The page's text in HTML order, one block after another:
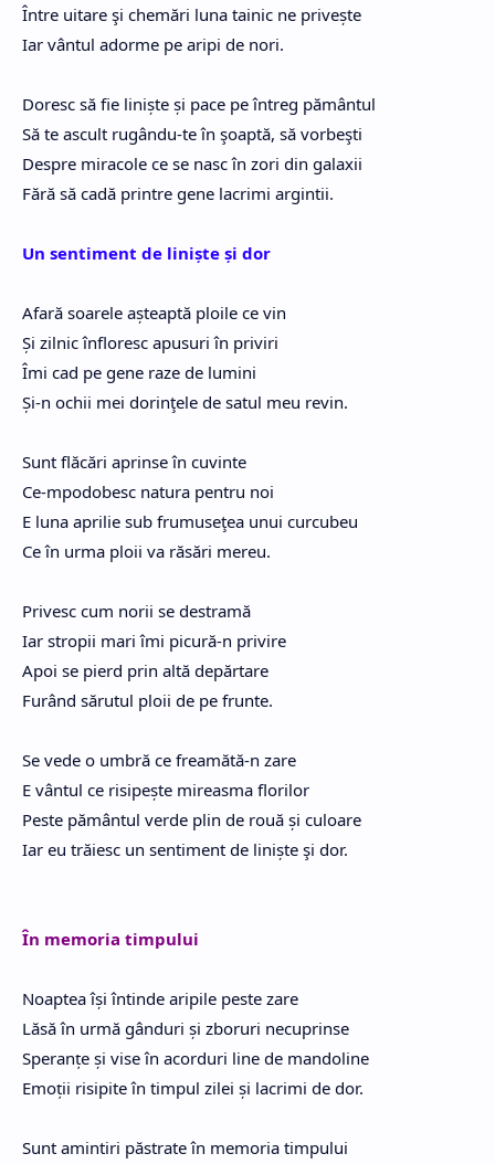
Între uitare şi chemări luna tainic ne privește
Iar vântul adorme pe aripi de nori.
Doresc să fie liniște și pace pe întreg pământul
Să te ascult rugându-te în şoaptă, să vorbeşti
Despre miracole ce se nasc în zori din galaxii
Fără să cadă printre gene lacrimi argintii.
Un sentiment de liniște și dor
Afară soarele așteaptă ploile ce vin
Și zilnic înfloresc apusuri în priviri
Îmi cad pe gene raze de lumini
Și-n ochii mei dorinţele de satul meu revin.
Sunt flăcări aprinse în cuvinte
Ce-mpodobesc natura pentru noi
E luna aprilie sub frumuseţea unui curcubeu
Ce în urma ploii va răsări mereu.
Privesc cum norii se destramă
Iar stropii mari îmi picură-n privire
Apoi se pierd prin altă depărtare
Furând sărutul ploii de pe frunte.
Se vede o umbră ce freamătă-n zare
E vântul ce risipește mireasma florilor
Peste pământul verde plin de rouă și culoare
Iar eu trăiesc un sentiment de liniște şi dor.
În memoria timpului
Noaptea își întinde aripile peste zare
Lăsă în urmă gânduri și zboruri necuprinse
Speranțe și vise în acorduri line de mandoline
Emoții risipite în timpul zilei și lacrimi de dor.
Sunt amintiri păstrate în memoria timpului